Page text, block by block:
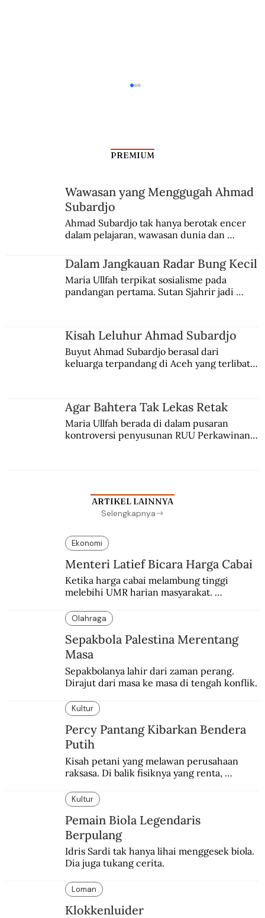
PREMIUM
Wawasan yang Menggugah Ahmad
Subardjo
Ahmad Subardjo tak hanya berotak encer
dalam pelajaran, wawasan dunia dan
Jules Verne, Multatuli, hingga Sun Yat-sen.
Dalam Jangkauan Radar Bung Kecil
Maria Ullfah terpikat sosialisme pada
pandangan pertama. Sutan Sjahrir jadi
Kisah Leluhur Ahmad Subardjo
Buyut Ahmad Subardjo berasal dari
keluarga terpandang di Aceh yang terlibat
Agar Bahtera Tak Lekas Retak
Maria Ullfah berada di dalam pusaran
kontroversi penyusunan RUU Perkawinan.
ARTIKEL LAINNYA
Selengkapnya
Ekonomi
Menteri Latief Bicara Harga Cabai
Ketika harga cabai melambung tinggi
melebihi UMR harian masyarakat.
Olahraga
Sepakbola Palestina Merentang
Masa
Sepakbolanya lahir dari zaman perang.
Dirajut dari masa ke masa di tengah konflik.
Kultur
Percy Pantang Kibarkan Bendera
Putih
Kisah petani yang melawan perusahaan
raksasa. Di balik fisiknya yang renta,
Kultur
Pemain Biola Legendaris
Berpulang
Idris Sardi tak hanya lihai menggesek biola.
Dia juga tukang cerita.
Loman
Klokkenluider